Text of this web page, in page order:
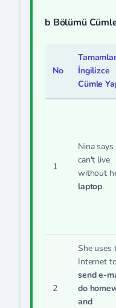
b Bölümü
No
İngilizce
Cümle
1
Nina says
can't live
without
laptop.
2
She uses
Internet to
send e-
do
and